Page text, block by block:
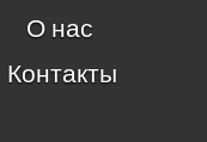
О нас
Контакты